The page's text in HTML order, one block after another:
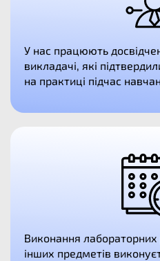
У нас працюють
викладачі, які
на практиці підчас
Виконання лабораторних
інших предметів